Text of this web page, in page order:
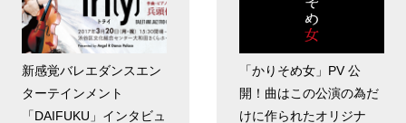
新感覚バレエダンスエン
ターテインメント
「DAIFUKU」インタビュ
「かりそめ女」PV 公
開！曲はこの公演の為だ
けに作られたオリジナ